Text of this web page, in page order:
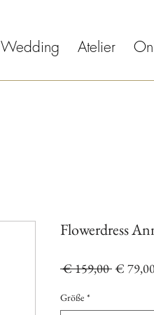
Wedding Atelier
Flowerdress
€ 159,00 €
Größe *